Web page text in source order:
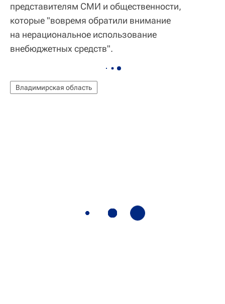
представителям СМИ и общественности,
которые "вовремя обратили внимание
на нерациональное использование
внебюджетных средств".
Владимирская область